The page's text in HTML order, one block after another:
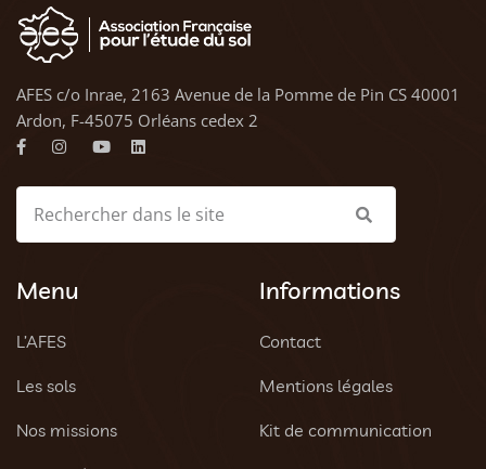
AFES c/o Inrae, 2163 Avenue de la Pomme de Pin CS 40001
Ardon, F-45075 Orléans cedex 2
Menu
L’AFES
Les sols
Nos missions
Informations
Contact
Mentions légales
Kit de communication